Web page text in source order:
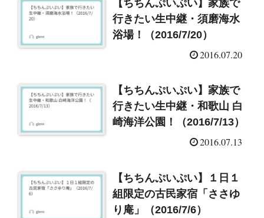
【ちちんぷいぷい】家族で
行きたい生中継・須磨海水
浴場！（2016/7/20）
2016.07.20
【ちちんぷいぷい】家族で
行きたい生中継・和歌山 白
崎海洋公園！（2016/7/13）
2016.07.13
【ちちんぷいぷい】１日１
組限定の古民家宿「ささゆ
り庵」（2016/7/6）